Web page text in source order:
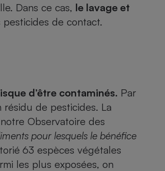
Dans ce cas, le lavage et
de contact.
d’être contaminés. Par
résidu de pesticides. La
Observatoire des
pour lesquels le bénéfice
63 espèces végétales
les plus exposées, on